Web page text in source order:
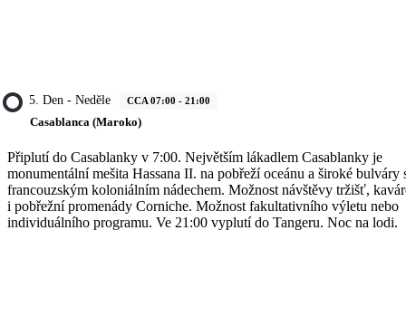
5. Den - Neděle CCA 07:00 - 21:00
Casablanca (Maroko)
Připlutí do Casablanky v 7:00. Největším lákadlem Casablanky je
monumentální mešita Hassana II. na pobřeží oceánu a široké bulváry
francouzským koloniálním nádechem. Možnost návštěvy tržišť,
i pobřežní promenády Corniche. Možnost fakultativního výletu nebo
individuálního programu. Ve 21:00 vyplutí do Tangeru. Noc na lodi.